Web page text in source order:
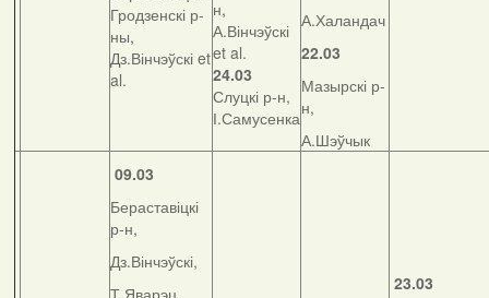
Гродзенскі р-
ны,
Дз.Вінчэўскі et
al.
н,
А.Вінчэўскі
et al.
24.03
Слуцкі р-н,
І.Самусенка
А.Халандач
22.03
Мазырскі р-
н,
А.Шэўчык
09.03
Бераставіцкі
р-н,
Дз.Вінчэўскі,
Т.Яварэц,
23.03